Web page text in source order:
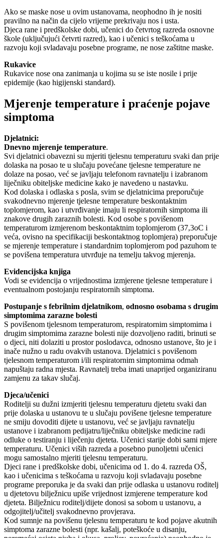
Ako se maske nose u ovim ustanovama, neophodno ih je nositi
pravilno na način da cijelo vrijeme prekrivaju nos i usta.
Djeca rane i predškolske dobi, učenici do četvrtog razreda osnovne
škole (uključujući četvrti razred), kao i učenici s teškoćama u
razvoju koji svladavaju posebne programe, ne nose zaštitne maske.
Rukavice
Rukavice nose ona zanimanja u kojima su se iste nosile i prije
epidemije (kao higijenski standard).
Mjerenje temperature i praćenje pojave
simptoma
Djelatnici:
Dnevno mjerenje temperature.
Svi djelatnici obavezni su mjeriti tjelesnu temperaturu svaki dan prije
dolaska na posao te u slučaju povećane tjelesne temperature ne
dolaze na posao, već se javljaju telefonom ravnatelju i izabranom
liječniku obiteljske medicine kako je navedeno u nastavku.
Kod dolaska i odlaska s posla, svim se djelatnicima preporučuje
svakodnevno mjerenje tjelesne temperature beskontaktnim
toplomjerom, kao i utvrđivanje imaju li respiratornih simptoma ili
znakove drugih zaraznih bolesti. Kod osobe s povišenom
temperaturom izmjerenom beskontaktnim toplomjerom (37,3oC i
veća, ovisno na specifikaciji beskontaktnog toplomjera) preporučuje
se mjerenje temperature i standardnim toplomjerom pod pazuhom te
se povišena temperatura utvrđuje na temelju takvog mjerenja.
Evidencijska knjiga
Vodi se evidencija o vrijednostima izmjerene tjelesne temperature i
eventualnom postojanju respiratornih simptoma.
Postupanje s febrilnim djelatnikom, odnosno osobama s drugim
simptomima zarazne bolesti
S povišenom tjelesnom temperaturom, respiratornim simptomima i
drugim simptomima zarazne bolesti nije dozvoljeno raditi, brinuti se
o djeci, niti dolaziti u prostor poslodavca, odnosno ustanove, što je i
inače nužno u radu ovakvih ustanova. Djelatnici s povišenom
tjelesnom temperaturom i/ili respiratornim simptomima odmah
napuštaju radna mjesta. Ravnatelj treba imati unaprijed organiziranu
zamjenu za takav slučaj.
Djeca/učenici
Roditelji su dužni izmjeriti tjelesnu temperaturu djetetu svaki dan
prije dolaska u ustanovu te u slučaju povišene tjelesne temperature
ne smiju dovoditi dijete u ustanovu, već se javljaju ravnatelju
ustanove i izabranom pedijatru/liječniku obiteljske medicine radi
odluke o testiranju i liječenju djeteta. Učenici starije dobi sami mjere
temperaturu. Učenici viših razreda a posebno punoljetni učenici
mogu samostalno mjeriti tjelesnu temperaturu.
Djeci rane i predškolske dobi, učenicima od 1. do 4. razreda OŠ,
kao i učenicima s teškoćama u razvoju koji svladavaju posebne
programe preporuka je da svaki dan prije odlaska u ustanovu roditelj
u djetetovu bilježnicu upiše vrijednost izmjerene temperature kod
djeteta. Bilježnicu roditelj/dijete donosi sa sobom u ustanovu, a
odgojitelj/učitelj svakodnevno provjerava.
Kod sumnje na povišenu tjelesnu temperaturu te kod pojave akutnih
simptoma zarazne bolesti (npr. kašalj, poteškoće u disanju,